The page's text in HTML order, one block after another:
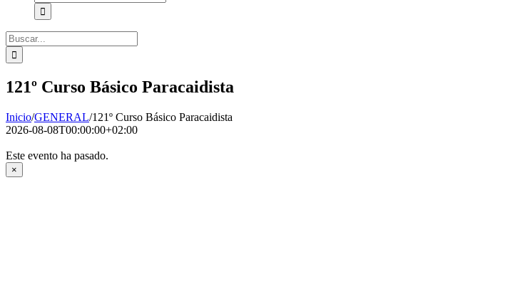
Buscar:
121º Curso Básico Paracaidista
Inicio/GENERAL/121º Curso Básico Paracaidista
2026-08-08T00:00:00+02:00
Este evento ha pasado.
×